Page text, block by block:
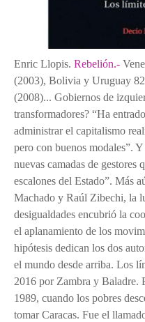
Enric Llopis. Rebelión.-
(2003), Bolivia y Uruguay
(2008)... Gobiernos de
transformadores? “Ha
administrar el capitalismo
pero con buenos modales”.
nuevas camadas de gestores
escalones del Estado”. Más
Machado y Raúl Zibechi, la
desigualdades encubrió la
el aplanamiento de los
hipótesis dedican los dos
el mundo desde arriba. Los
2016 por Zambra y Baladre.
1989, cuando los pobres
tomar Caracas. Fue el